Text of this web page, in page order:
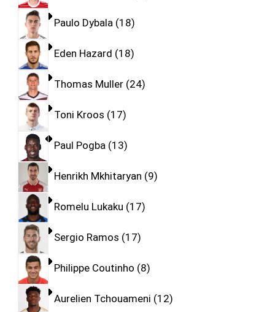
Paulo Dybala 18
Eden Hazard 18
Thomas Muller 24
Toni Kroos 17
Paul Pogba 13
Henrikh Mkhitaryan 9
Romelu Lukaku 17
Sergio Ramos 17
Philippe Coutinho 8
Aurelien Tchouameni 12